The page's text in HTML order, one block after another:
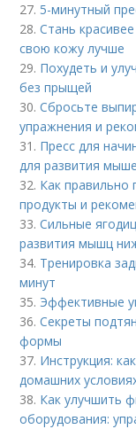
27. 5-минутный
28.Стань
свою кожу лучше
29. Похудеть и
без прыщей
30.Сбросьте
упражнения и
31. Пресс для
для развития
32. Как правильно
продукты и
33.Сильные
развития мышц
34. Тренировка
минут
35. Эффективные
36.Секреты
формы
37. Инструкция:
домашних
38. Как улучшить
оборудования: